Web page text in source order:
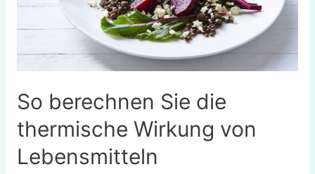
So berechnen Sie die
thermische Wirkung von
Lebensmitteln